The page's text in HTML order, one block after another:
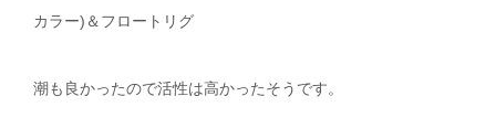
カラー)＆フロートリグ
潮も良かったので活性は高かったそうです。